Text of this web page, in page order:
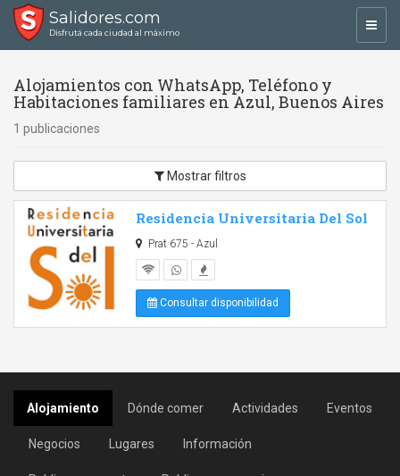
Salidores.com
Disfrutá cada ciudad al máximo
Alojamientos con WhatsApp, Teléfono y
Habitaciones familiares en Azul, Buenos Aires
1 publicaciones
Mostrar filtros
Residencia Universitaria Del Sol
Prat 675 - Azul
Consultar disponibilidad
Alojamiento Dónde comer Actividades Eventos
Negocios Lugares Información